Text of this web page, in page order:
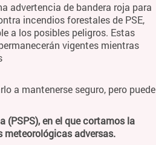
advertencia de bandera roja para
incendios forestales de PSE,
a los posibles peligros. Estas
vigentes mientras
a mantenerse seguro, pero puede
(PSPS), en el que cortamos la
meteorológicas adversas.